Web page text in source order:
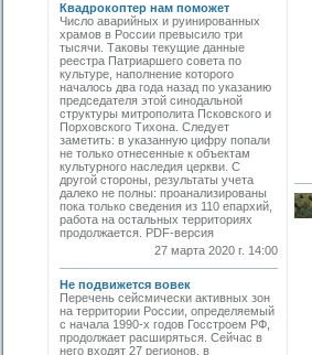
Квадрокоптер нам поможет
Число аварийных и руинированных
храмов в России превысило три
тысячи. Таковы текущие данные
реестра Патриаршего совета по
культуре, наполнение которого
началось два года назад по указанию
председателя этой синодальной
структуры митрополита Псковского и
Порховского Тихона. Следует
заметить: в указанную цифру попали
не только отнесенные к объектам
культурного наследия церкви. С
другой стороны, результаты учета
далеко не полны: проанализированы
пока только сведения из 110 епархий,
работа на остальных территориях
продолжается. PDF-версия
27 марта 2020 г. 14:00
Не подвижется вовек
Перечень сейсмически активных зон
на территории России, определяемый
с начала 1990-х годов Госстроем РФ,
продолжает расширяться. Сейчас в
него входят 27 регионов, в